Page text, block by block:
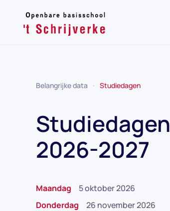
Skip to main content
Belangrijke data Studiedagen
Studiedagen
2026-2027
Maandag
5 oktober 2026
Donderdag
26 november 2026